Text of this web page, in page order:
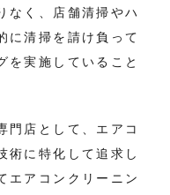
なく、店舗清掃やハ
に清掃を請け負って
を実施していること
門店として、エアコ
術に特化して追求し
エアコンクリーニン